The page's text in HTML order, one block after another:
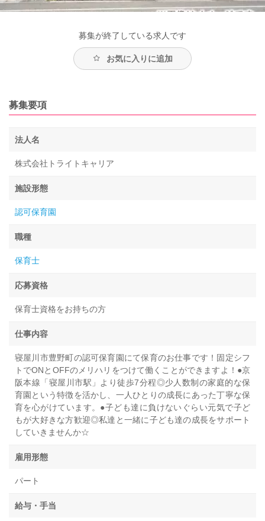
募集が終了している求人です
お気に入りに追加
募集要項
法人名
株式会社トライトキャリア
施設形態
認可保育園
職種
保育士
応募資格
保育士資格をお持ちの方
仕事内容
寝屋川市豊野町の認可保育園にて保育のお仕事です！固定シフ
トでONとOFFのメリハリをつけて働くことができますよ！●京
阪本線「寝屋川市駅」より徒歩7分程◎少人数制の家庭的な保
育園という特徴を活かし、一人ひとりの成長にあった丁寧な保
育を心がけています。●子ども達に負けないぐらい元気で子ど
もが大好きな方歓迎◎私達と一緒に子ども達の成長をサポート
していきませんか☆
雇用形態
パート
給与・手当